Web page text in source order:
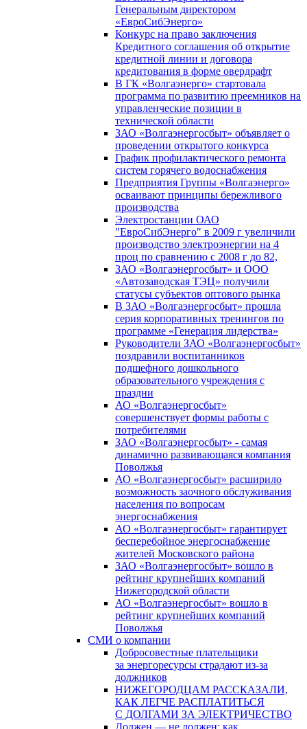
Генеральным директором
«ЕвроСибЭнерго»
Конкурс на право заключения
Кредитного соглашения об открытие
кредитной линии и договора
кредитования в форме овердрафт
В ГК «Волгаэнерго» стартовала
программа по развитию преемников на
управленческие позиции в
технической области
ЗАО «Волгаэнергосбыт» объявляет о
проведении открытого конкурса
График профилактического ремонта
систем горячего водоснабжения
Предприятия Группы «Волгаэнерго»
осваивают принципы бережливого
производства
Электростанции ОАО
"ЕвроСибЭнерго" в 2009 г увеличили
производство электроэнергии на 4
проц по сравнению с 2008 г до 82,
ЗАО «Волгаэнергосбыт» и ООО
«Автозаводская ТЭЦ» получили
статусы субъектов оптового рынка
В ЗАО «Волгаэнергосбыт» прошла
серия корпоративных тренингов по
программе «Генерация лидерства»
Руководители ЗАО «Волгаэнергосбыт»
поздравили воспитанников
подшефного дошкольного
образовательного учреждения с
праздни
АО «Волгаэнергосбыт»
совершенствует формы работы с
потребителями
ЗАО «Волгаэнергосбыт» - самая
динамично развивающаяся компания
Поволжья
АО «Волгаэнергосбыт» расширило
возможность заочного обслуживания
населения по вопросам
энергоснабжения
АО «Волгаэнергосбыт» гарантирует
бесперебойное энергоснабжение
жителей Московского района
ЗАО «Волгаэнергосбыт» вошло в
рейтинг крупнейших компаний
Нижегородской области
АО «Волгаэнергосбыт» вошло в
рейтинг крупнейших компаний
Поволжья
СМИ о компании
Добросовестные плательщики
за энергоресурсы страдают из-за
должников
НИЖЕГОРОДЦАМ РАССКАЗАЛИ,
КАК ЛЕГЧЕ РАСПЛАТИТЬСЯ
С ДОЛГАМИ ЗА ЭЛЕКТРИЧЕСТВО